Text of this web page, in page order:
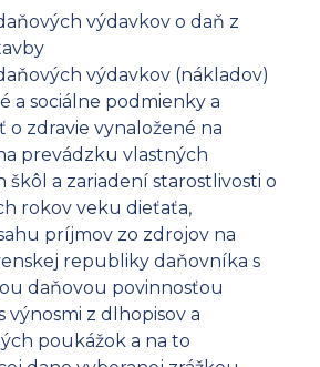
výdavkov o daň z
výdavkov (nákladov)
a sociálne podmienky a
o zdravie vynaložené na
prevádzku vlastných
škôl a zariadení starostlivosti o
rokov veku dieťaťa,
príjmov zo zdrojov na
republiky daňovníka s
daňovou povinnosťou
výnosmi z dlhopisov a
poukážok a na to